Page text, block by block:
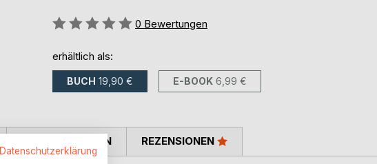
Bewertung::
0 Bewertungen
erhältlich als:
BUCH 19,90 € E-BOOK 6,99 €
PRESSESTIMMEN REZENSIONEN
Datenschutzerklärung